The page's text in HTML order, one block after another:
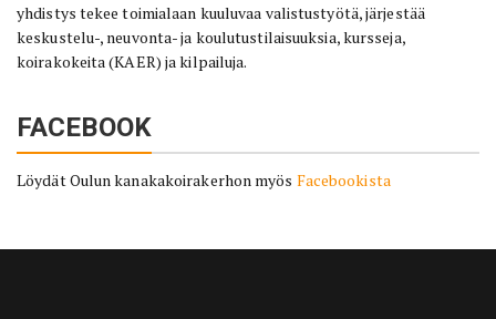
yhdistys tekee toimialaan kuuluvaa valistustyötä, järjestää
keskustelu-, neuvonta- ja koulutustilaisuuksia, kursseja,
koirakokeita (KAER) ja kilpailuja.
FACEBOOK
Löydät Oulun kanakakoirakerhon myös Facebookista